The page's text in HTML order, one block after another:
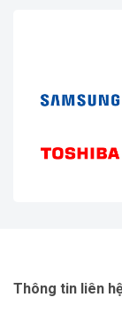
Thông tin liên